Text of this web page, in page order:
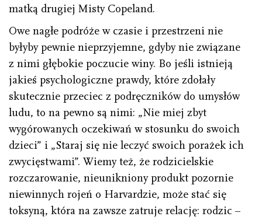
matką drugiej Misty Copeland.
Owe nagłe podróże w czasie i przestrzeni nie
byłyby pewnie nieprzyjemne, gdyby nie związane
z nimi głębokie poczucie winy. Bo jeśli istnieją
jakieś psychologiczne prawdy, które zdołały
skutecznie przeciec z podręczników do umysłów
ludu, to na pewno są nimi: „Nie miej zbyt
wygórowanych oczekiwań w stosunku do swoich
dzieci” i „Staraj się nie leczyć swoich porażek ich
zwycięstwami”. Wiemy też, że rodzicielskie
rozczarowanie, nieunikniony produkt pozornie
niewinnych rojeń o Harvardzie, może stać się
toksyną, która na zawsze zatruje relację: rodzic –